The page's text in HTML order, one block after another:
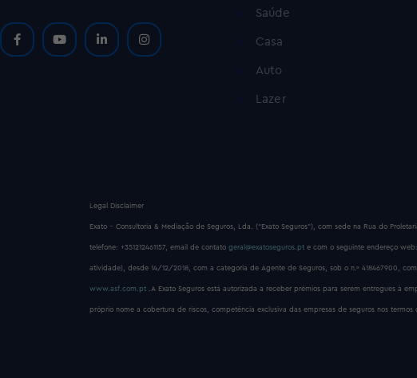
Saúde
Casa
Auto
Lazer
Legal Disclaimer
Exato – Consultoria & Mediação de Seguros, Lda. (“Exato Seguros”), com sede na Rua do
telefone: +351212461157, email de contato geral@exatoseguros.pt e com o seguinte endereço web:
atividade), desde 14/12/2018, com a categoria de Agente de Seguros, sob o n.º 418467900,
www.asf.com.pt .A Exato Seguros está autorizada a receber prémios para serem entregues à
próprio nome a cobertura de riscos, competência exclusiva das empresas de seguros nos